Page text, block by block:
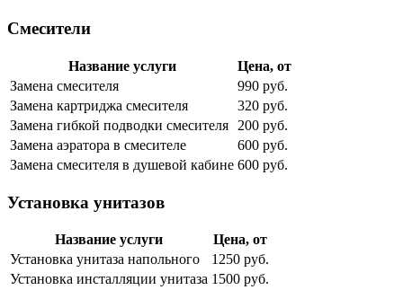
Смесители
Название услуги
Цена, от
Замена смесителя
990 руб.
Замена картриджа смесителя
320 руб.
Замена гибкой подводки смесителя
200 руб.
Замена аэратора в смесителе
600 руб.
Замена смесителя в душевой кабине 600 руб.
Установка унитазов
Название услуги
Цена, от
Установка унитаза напольного
1250 руб.
Установка инсталляции унитаза 1500 руб.